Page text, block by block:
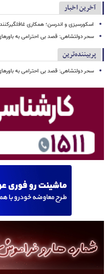
آخرین اخبار
اسکورسیزی و اندرسن؛ همکاری
سحر دولتشاهی: قصد بی احترامی به
پربیننده‌ترین
سحر دولتشاهی: قصد بی احترامی به